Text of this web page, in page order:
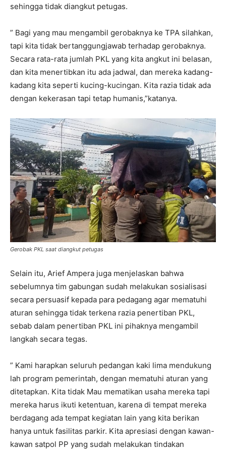
sehingga tidak diangkut petugas.
” Bagi yang mau mengambil gerobaknya ke TPA silahkan,
tapi kita tidak bertanggungjawab terhadap gerobaknya.
Secara rata-rata jumlah PKL yang kita angkut ini belasan,
dan kita menertibkan itu ada jadwal, dan mereka kadang-
kadang kita seperti kucing-kucingan. Kita razia tidak ada
dengan kekerasan tapi tetap humanis,”katanya.
Gerobak PKL saat diangkut petugas
Selain itu, Arief Ampera juga menjelaskan bahwa
sebelumnya tim gabungan sudah melakukan sosialisasi
secara persuasif kepada para pedagang agar mematuhi
aturan sehingga tidak terkena razia penertiban PKL,
sebab dalam penertiban PKL ini pihaknya mengambil
langkah secara tegas.
” Kami harapkan seluruh pedangan kaki lima mendukung
lah program pemerintah, dengan mematuhi aturan yang
ditetapkan. Kita tidak Mau mematikan usaha mereka tapi
mereka harus ikuti ketentuan, karena di tempat mereka
berdagang ada tempat kegiatan lain yang kita berikan
hanya untuk fasilitas parkir. Kita apresiasi dengan kawan-
kawan satpol PP yang sudah melakukan tindakan